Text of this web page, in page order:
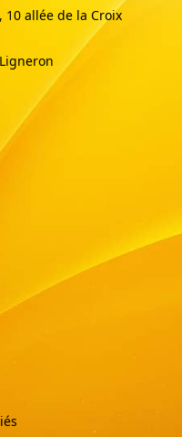
10 allée de la Croix